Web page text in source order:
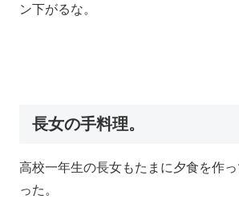
ン下がるな。
長女の手料理。
高校一年生の長女もたまに夕食を作
った。